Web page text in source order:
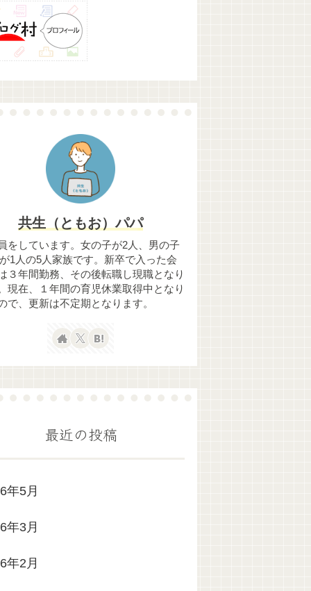
共生（ともお）パパ
をしています。女の子が2人、男の子
1人の5人家族です。新卒で入った会
３年間勤務、その後転職し現職となり
現在、１年間の育児休業取得中となり
で、更新は不定期となります。
最近の投稿
年5月
年3月
年2月